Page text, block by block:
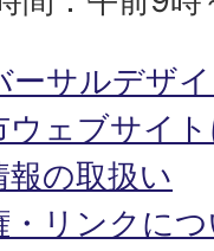
ーサルデザ
ウェブサイ
報の取扱い
・リンクにつ